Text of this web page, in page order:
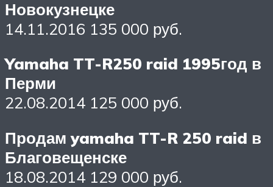
Новокузнецке
14.11.2016 135 000 руб.
Yamaha TT-R250 raid 1995год в
Перми
22.08.2014 125 000 руб.
Продам yamaha TT-R 250 raid в
Благовещенске
18.08.2014 129 000 руб.